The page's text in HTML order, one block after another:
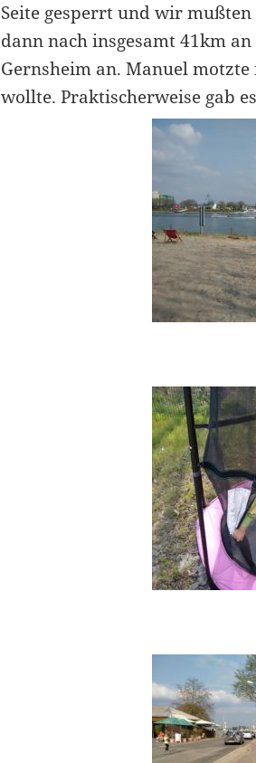
Seite gesperrt und wir
dann nach insgesamt 41km
Gernsheim an. Manuel
wollte. Praktischerweise gab